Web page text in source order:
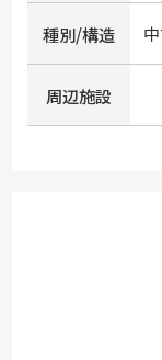
種別/構造
周辺施設